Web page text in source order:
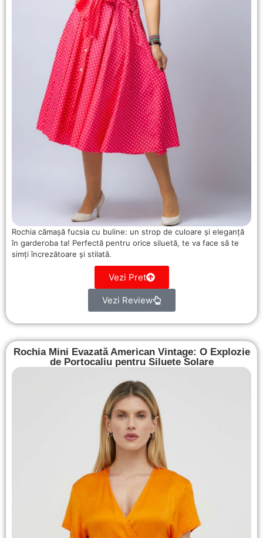
Rochia cămașă fucsia cu buline: un strop de culoare și eleganță
în garderoba ta! Perfectă pentru orice siluetă, te va face să te
simți încrezătoare și stilată.
Vezi Pret
Vezi Review
Rochia Mini Evazată American Vintage: O Explozie
de Portocaliu pentru Siluete Solare